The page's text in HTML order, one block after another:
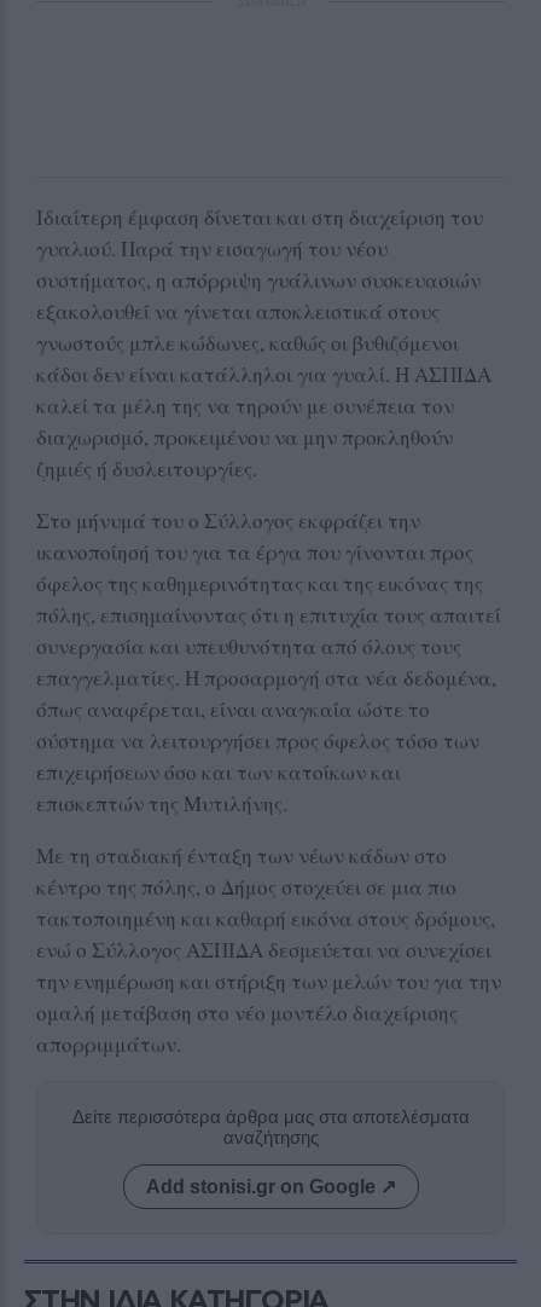
Ιδιαίτερη έμφαση δίνεται και στη διαχείριση του
γυαλιού. Παρά την εισαγωγή του νέου
συστήματος, η απόρριψη γυάλινων συσκευασιών
εξακολουθεί να γίνεται αποκλειστικά στους
γνωστούς μπλε κώδωνες, καθώς οι βυθιζόμενοι
κάδοι δεν είναι κατάλληλοι για γυαλί. Η ΑΣΠΙΔΑ
καλεί τα μέλη της να τηρούν με συνέπεια τον
διαχωρισμό, προκειμένου να μην προκληθούν
ζημιές ή δυσλειτουργίες.
Στο μήνυμά του ο Σύλλογος εκφράζει την
ικανοποίησή του για τα έργα που γίνονται προς
όφελος της καθημερινότητας και της εικόνας της
πόλης, επισημαίνοντας ότι η επιτυχία τους απαιτεί
συνεργασία και υπευθυνότητα από όλους τους
επαγγελματίες. Η προσαρμογή στα νέα δεδομένα,
όπως αναφέρεται, είναι αναγκαία ώστε το
σύστημα να λειτουργήσει προς όφελος τόσο των
επιχειρήσεων όσο και των κατοίκων και
επισκεπτών της Μυτιλήνης.
Με τη σταδιακή ένταξη των νέων κάδων στο
κέντρο της πόλης, ο Δήμος στοχεύει σε μια πιο
τακτοποιημένη και καθαρή εικόνα στους δρόμους,
ενώ ο Σύλλογος ΑΣΠΙΔΑ δεσμεύεται να συνεχίσει
την ενημέρωση και στήριξη των μελών του για την
ομαλή μετάβαση στο νέο μοντέλο διαχείρισης
απορριμμάτων.
Δείτε περισσότερα άρθρα μας στα αποτελέσματα
αναζήτησης
Add stonisi.gr on Google ↗
ΣΤΗΝ ΙΔΙΑ ΚΑΤΗΓΟΡΙΑ